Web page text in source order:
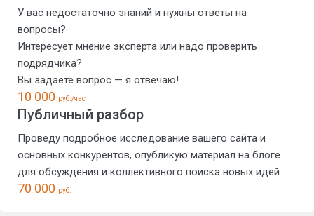
У вас недостаточно знаний и нужны ответы на
вопросы?
Интересует мнение эксперта или надо проверить
подрядчика?
Вы задаете вопрос — я отвечаю!
10 000 руб./час
Публичный разбор
Проведу подробное исследование вашего сайта и
основных конкурентов, опубликую материал на блоге
для обсуждения и коллективного поиска новых идей.
70 000 руб.